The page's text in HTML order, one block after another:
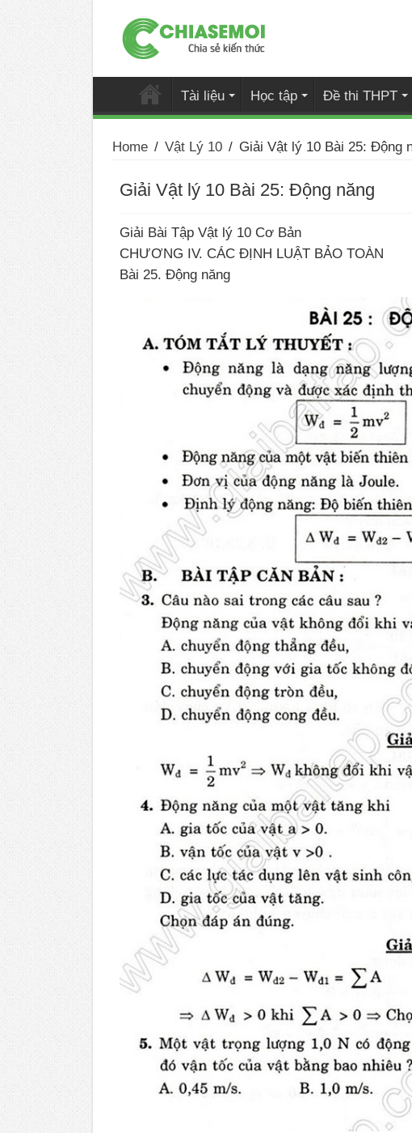
Tài liệu Học tập Đề thi THPT
Home / Vật Lý 10 / Giải Vật lý 10 Bài 25: Động
Giải Vật lý 10 Bài 25: Động năng
Giải Bài Tập Vật lý 10 Cơ Bản
CHƯƠNG IV. CÁC ĐỊNH LUẬT BẢO TOÀN
Bài 25. Động năng